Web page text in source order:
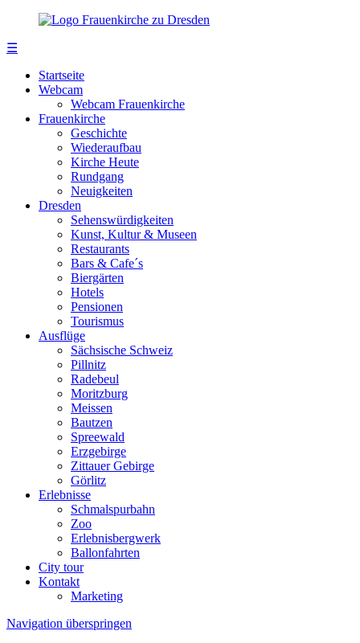
☰
Startseite
Webcam
Webcam Frauenkirche
Frauenkirche
Geschichte
Wiederaufbau
Kirche Heute
Rundgang
Neuigkeiten
Dresden
Sehenswürdigkeiten
Kunst, Kultur & Museen
Restaurants
Bars & Cafe´s
Biergärten
Hotels
Pensionen
Tourismus
Ausflüge
Sächsische Schweiz
Pillnitz
Radebeul
Moritzburg
Meissen
Bautzen
Spreewald
Erzgebirge
Zittauer Gebirge
Görlitz
Erlebnisse
Schmalspurbahn
Zoo
Erlebnisbergwerk
Ballonfahrten
City tour
Kontakt
Marketing
Navigation überspringen